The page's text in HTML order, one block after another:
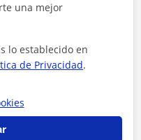
una mejor
lo establecido en
de Privacidad.